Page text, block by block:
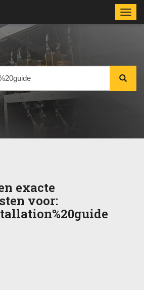
exacte
voor: